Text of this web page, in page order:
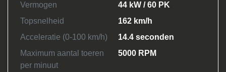
Vermogen
44 kW / 60 PK
Topsnelheid
162 km/h
Acceleratie (0-100 km/h)
14.4 seconden
Maximum aantal toeren
per minuut
5000 RPM